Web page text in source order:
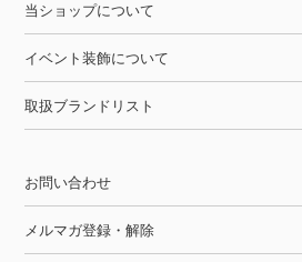
当ショップについて
イベント装飾について
取扱ブランドリスト
お問い合わせ
メルマガ登録・解除